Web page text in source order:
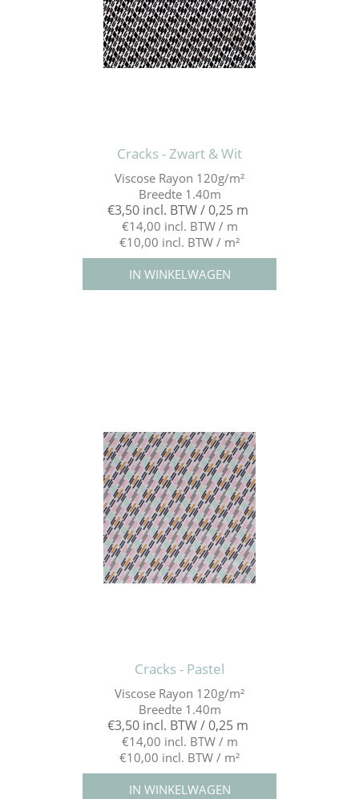
Cracks - Zwart & Wit
Viscose Rayon 120g/m²
Breedte 1.40m
€3,50 incl. BTW / 0,25 m
€14,00 incl. BTW / m
€10,00 incl. BTW / m²
Cracks - Pastel
Viscose Rayon 120g/m²
Breedte 1.40m
€3,50 incl. BTW / 0,25 m
€14,00 incl. BTW / m
€10,00 incl. BTW / m²